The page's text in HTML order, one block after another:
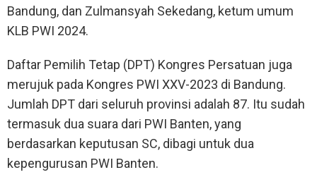
Bandung, dan Zulmansyah Sekedang, ketum umum
KLB PWI 2024.
Daftar Pemilih Tetap (DPT) Kongres Persatuan juga
merujuk pada Kongres PWI XXV-2023 di Bandung.
Jumlah DPT dari seluruh provinsi adalah 87. Itu sudah
termasuk dua suara dari PWI Banten, yang
berdasarkan keputusan SC, dibagi untuk dua
kepengurusan PWI Banten.